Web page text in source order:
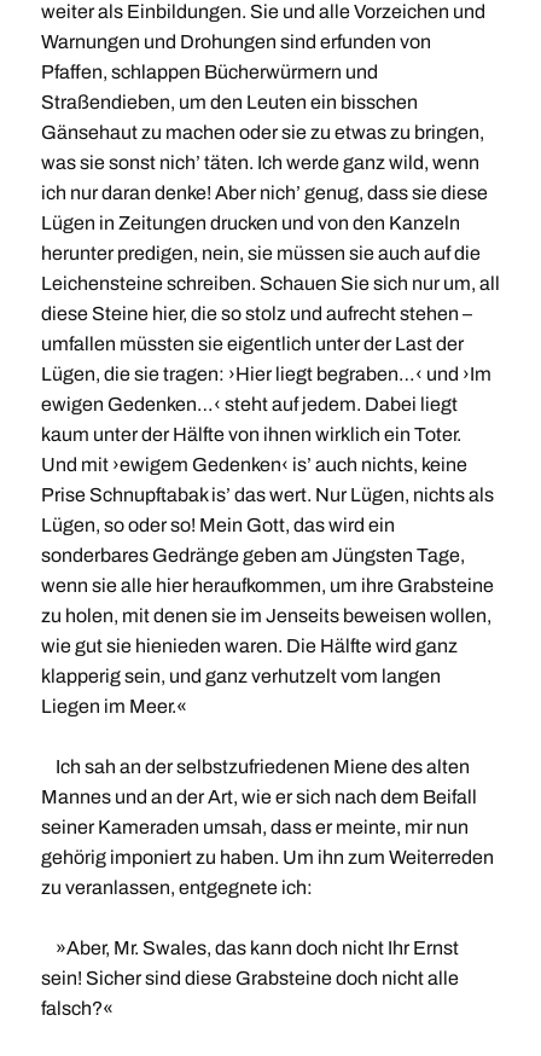
weiter als Einbildungen. Sie und alle Vorzeichen und
Warnungen und Drohungen sind erfunden von
Pfaffen, schlappen Bücherwürmern und
Straßendieben, um den Leuten ein bisschen
Gänsehaut zu machen oder sie zu etwas zu bringen,
was sie sonst nich’ täten. Ich werde ganz wild, wenn
ich nur daran denke! Aber nich’ genug, dass sie diese
Lügen in Zeitungen drucken und von den Kanzeln
herunter predigen, nein, sie müssen sie auch auf die
Leichensteine schreiben. Schauen Sie sich nur um, all
diese Steine hier, die so stolz und aufrecht stehen –
umfallen müssten sie eigentlich unter der Last der
Lügen, die sie tragen: ›Hier liegt begraben…‹ und ›Im
ewigen Gedenken…‹ steht auf jedem. Dabei liegt
kaum unter der Hälfte von ihnen wirklich ein Toter.
Und mit ›ewigem Gedenken‹ is’ auch nichts, keine
Prise Schnupftabak is’ das wert. Nur Lügen, nichts als
Lügen, so oder so! Mein Gott, das wird ein
sonderbares Gedränge geben am Jüngsten Tage,
wenn sie alle hier heraufkommen, um ihre Grabsteine
zu holen, mit denen sie im Jenseits beweisen wollen,
wie gut sie hienieden waren. Die Hälfte wird ganz
klapperig sein, und ganz verhutzelt vom langen
Liegen im Meer.«
Ich sah an der selbstzufriedenen Miene des alten
Mannes und an der Art, wie er sich nach dem Beifall
seiner Kameraden umsah, dass er meinte, mir nun
gehörig imponiert zu haben. Um ihn zum Weiterreden
zu veranlassen, entgegnete ich:
»Aber, Mr. Swales, das kann doch nicht Ihr Ernst
sein! Sicher sind diese Grabsteine doch nicht alle
falsch?«